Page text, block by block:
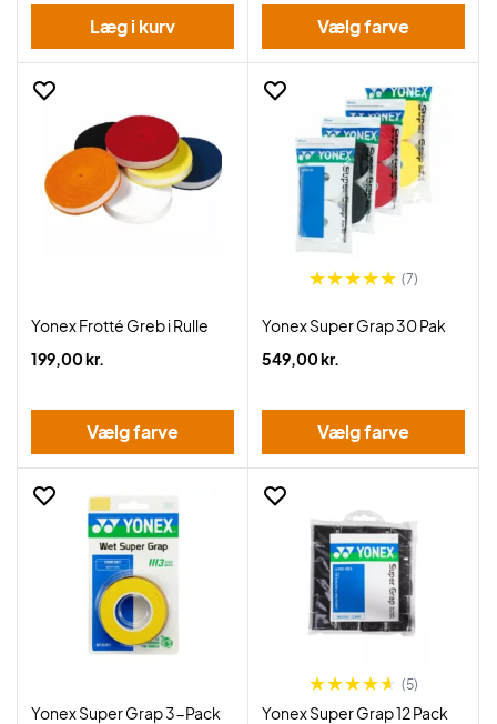
Læg i kurv Vælg farve
Yonex Frotté Greb i Rulle
199,00 kr.
Vælg farve
(7)
Yonex Super Grap 30 Pak
549,00 kr.
Vælg farve
Yonex Super Grap 3-Pack
(5)
Yonex Super Grap 12 Pack